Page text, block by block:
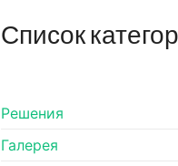
Список
Pешения
Галерея